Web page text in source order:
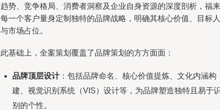
势、竞争格局、消费者洞察及企业自身资源的深度剖析，福来
一个客户量身定制独特的品牌战略，明确其核心价值、目标人
市场占位。
基础上，全案策划覆盖了品牌策划的方方面面：
品牌顶层设计：包括品牌命名、核心价值提炼、文化内涵构
建、视觉识别系统（VIS）设计等，为品牌塑造独特且易于
别的个性。